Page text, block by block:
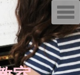
T
o
g
l
e
n
a
v